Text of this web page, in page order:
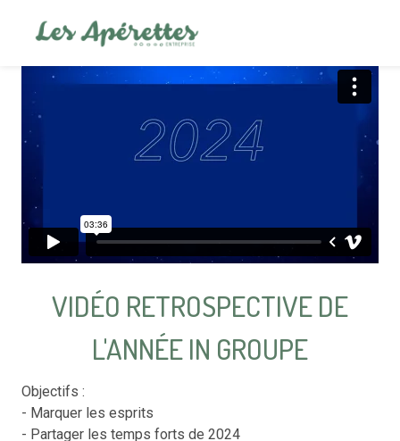
VIDÉO RETROSPECTIVE DE
L'ANNÉE IN GROUPE
Objectifs :
- Marquer les esprits
- Partager les temps forts de 2024